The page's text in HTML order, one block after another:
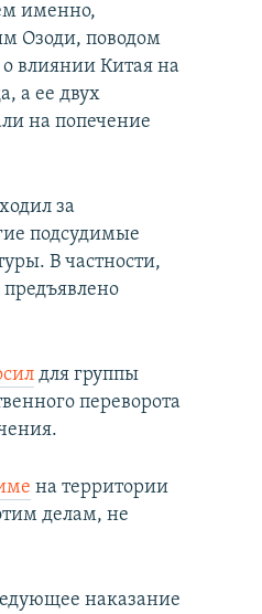
именно,
Озоди, поводом
влиянии Китая на
а ее двух
на попечение
за
подсудимые
В частности,
для группы
переворота
на территории
делам, не
наказание